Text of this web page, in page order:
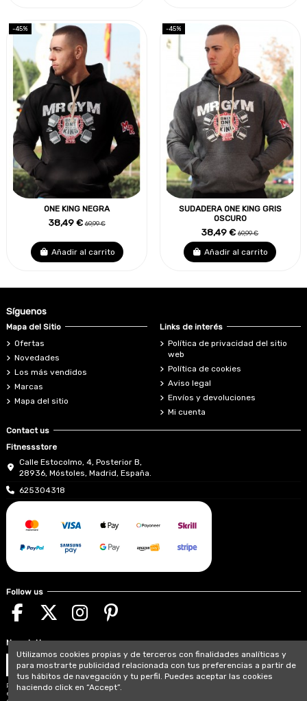
-45%
ONE KING NEGRA
38,49 €69,99 €
Añadir al carrito
-45%
SUDADERA ONE KING GRIS
OSCURO
38,49 €69,99 €
Añadir al carrito
Síguenos
Mapa del Sitio
Ofertas
Novedades
Los más vendidos
Marcas
Mapa del sitio
Links de interés
Política de privacidad del sitio
web
Política de cookies
Aviso legal
Envíos y devoluciones
Mi cuenta
Contact us
Fitnessstore
Calle Estocolmo, 4, Posterior B,
28936, Móstoles, Madrid, España.
625304318
Follow us
Newsletter
Puede darse de baja en cualquier momento. Para
ello, consulte nuestra información de contacto en
Utilizamos cookies propias y de terceros con finalidades analíticas y
para mostrarte publicidad relacionada con tus preferencias a partir de
tus hábitos de navegación y tu perfil. Puedes aceptar las cookies
haciendo click en “Accept”.